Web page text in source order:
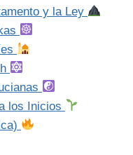
y la Ley
los Inicios